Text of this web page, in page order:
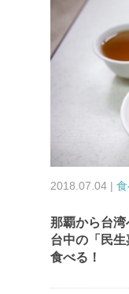
2018.07.04 |
那覇から台
台中の「民
食べる！